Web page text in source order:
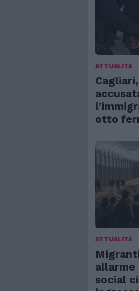
ATTUALITÀ
otto
ATTUALITÀ
allarme
social